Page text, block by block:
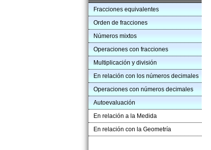
Fracciones equivalentes
Orden de fracciones
Números mixtos
Operaciones con fracciones
Multiplicación y división
En relación con los números decimales
Operaciones con números decimales
Autoevaluación
En relación a la Medida
En relación con la Geometría